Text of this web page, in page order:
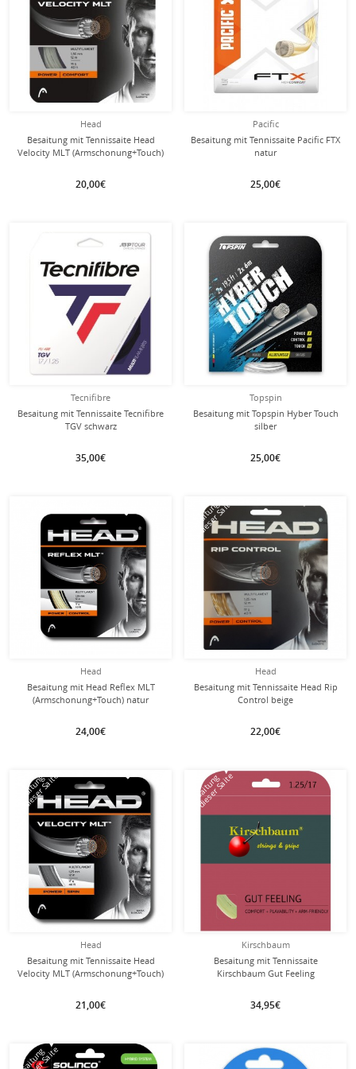
Head
Besaitung mit Tennissaite Head
Velocity MLT (Armschonung+Touch)
20,00€
Pacific
Besaitung mit Tennissaite Pacific FTX
natur
25,00€
Tecnifibre
Besaitung mit Tennissaite Tecnifibre
TGV schwarz
35,00€
mit dieser Saite
Topspin
Besaitung mit Topspin Hyber Touch
silber
25,00€
Head
Besaitung mit Head Reflex MLT
(Armschonung+Touch) natur
24,00€
Besaitung
mit dieser Saite
Head
Besaitung mit Tennissaite Head Rip
Control beige
22,00€
Besaitung
mit dieser Saite
Head
Besaitung mit Tennissaite Head
Velocity MLT (Armschonung+Touch)
21,00€
Besaitung
mit dieser Saite
Kirschbaum
Besaitung mit Tennissaite
Kirschbaum Gut Feeling
34,95€
Besaitung
mit dieser Saite